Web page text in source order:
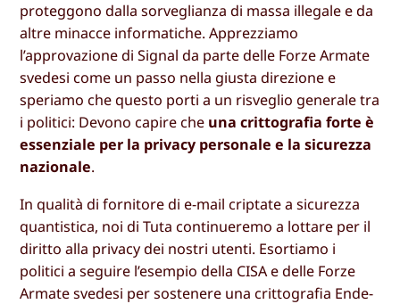
proteggono dalla sorveglianza di massa illegale e da
altre minacce informatiche. Apprezziamo
l’approvazione di Signal da parte delle Forze Armate
svedesi come un passo nella giusta direzione e
speriamo che questo porti a un risveglio generale tra
i politici: Devono capire che una crittografia forte è
essenziale per la privacy personale e la sicurezza
nazionale.
In qualità di fornitore di e-mail criptate a sicurezza
quantistica, noi di Tuta continueremo a lottare per il
diritto alla privacy dei nostri utenti. Esortiamo i
politici a seguire l’esempio della CISA e delle Forze
Armate svedesi per sostenere una crittografia Ende-